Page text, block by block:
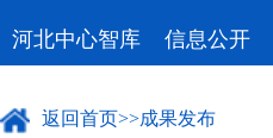
河北中心智库 信息公开
返回首页>>成果发布